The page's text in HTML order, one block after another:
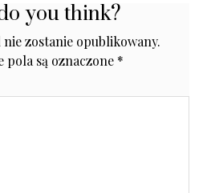
you think?
zostanie opublikowany.
pola są oznaczone *